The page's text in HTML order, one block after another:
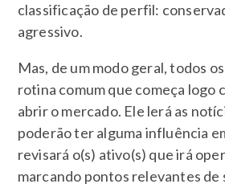
classificação de perfil:
agressivo.
Mas, de um modo geral, todos
rotina comum que começa logo
abrir o mercado. Ele lerá as
poderão ter alguma influência
revisará o(s) ativo(s) que irá
marcando pontos relevantes de